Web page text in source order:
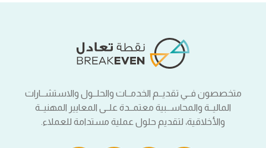
متخصصون فــي تقديــم الخدمــات والحلــول والاستشــارات
الماليــة والمحاســبية معتمــدة علــى المعايير المهنيــة
والأخلاقية، لتقديم حلول عملية مستدامة للعملاء.